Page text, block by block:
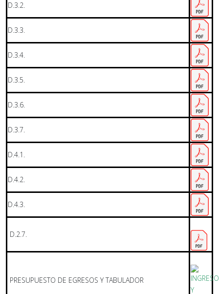
D.3.2.
D.3.3.
D.3.4.
D.3.5.
D.3.6.
D.3.7.
D.4.1.
D.4.2.
D.4.3.
D.2.7.
PRESUPUESTO DE EGRESOS Y TABULADOR